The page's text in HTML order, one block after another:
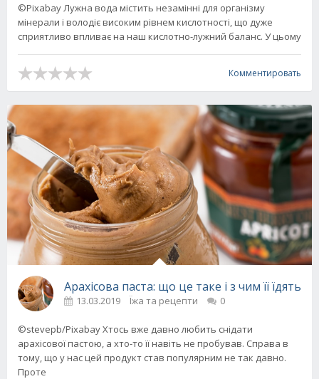
©Pixabay Лужна вода містить незамінні для організму
мінерали і володіє високим рівнем кислотності, що дуже
сприятливо впливає на наш кислотно-лужний баланс. У цьому
Комментировать
Арахісова паста: що це таке і з чим її їдять
13.03.2019 Їжа та рецепти 0
©stevepb/Pixabay Хтось вже давно любить снідати
арахісової пастою, а хто-то її навіть не пробував. Справа в
тому, що у нас цей продукт став популярним не так давно.
Проте